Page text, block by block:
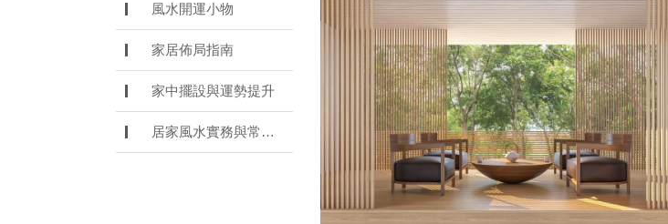
風水開運小物
家居佈局指南
家中擺設與運勢提升
居家風水實務與常見誤解